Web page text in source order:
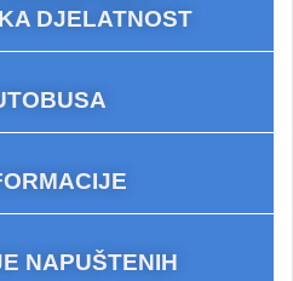
DJELATNOST
NAPUŠTENIH